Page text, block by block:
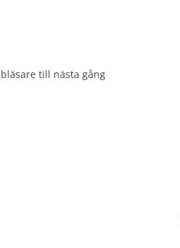
till nästa gång